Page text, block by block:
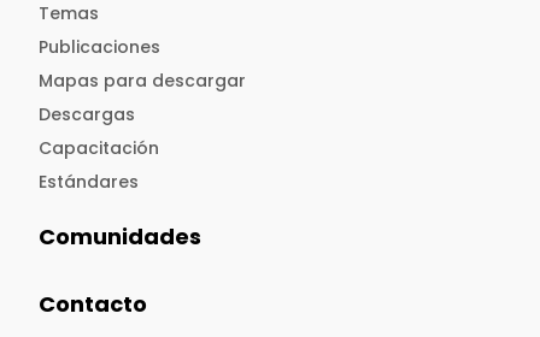
Temas
Publicaciones
Mapas para descargar
Descargas
Capacitación
Estándares
Comunidades
Contacto